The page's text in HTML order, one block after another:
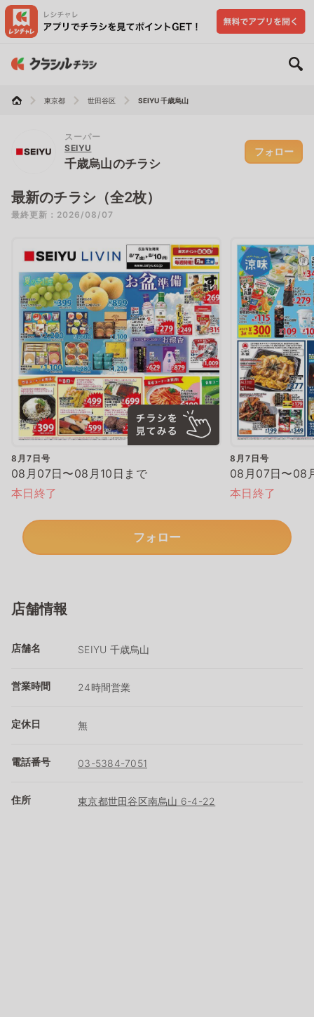
東京都 世田谷区 SEIYU 千歳烏山
スーパー
SEIYU
千歳烏山のチラシ
フォロー
最新のチラシ（全2枚）
最終更新：2026/08/07
8月7日号
08月07日〜08月10日まで
本日終了
8月7日号
08月07日〜08
本日終了
フォロー
店舗情報
店舗名 SEIYU 千歳烏山
営業時間 24時間営業
定休日 無
電話番号 03-5384-7051
住所 東京都世田谷区南烏山 6-4-22